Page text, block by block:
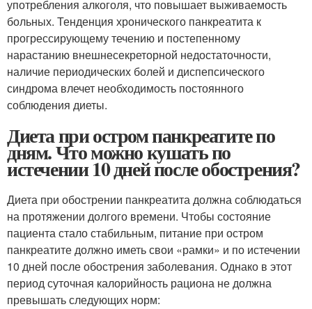
употребления алкоголя, что повышает выживаемость
больных. Тенденция хронического панкреатита к
прогрессирующему течению и постепенному
нарастанию внешнесекреторной недостаточности,
наличие периодических болей и диспепсического
синдрома влечет необходимость постоянного
соблюдения диеты.
Диета при остром панкреатите по
дням. Что можно кушать по
истечении 10 дней после обострения?
Диета при обострении панкреатита должна соблюдаться
на протяжении долгого времени. Чтобы состояние
пациента стало стабильным, питание при остром
панкреатите должно иметь свои «рамки» и по истечении
10 дней после обострения заболевания. Однако в этот
период суточная калорийность рациона не должна
превышать следующих норм: